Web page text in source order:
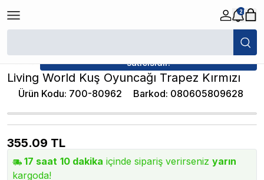
2
/ Living World Kuş Oyuncağı Trapez Kırmızı
satıcısıdır.
Living World Kuş Oyuncağı Trapez Kırmızı
Ürün Kodu: 700-80962 Barkod: 080605809628
355.09 TL
17 saat 10 dakika içinde sipariş verirseniz yarın
kargoda!